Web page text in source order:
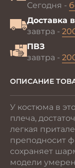
Сегодня -
Доставка
завтра -
ПВЗ
завтра -
ОПИСАНИЕ
У костюма в
плеча,
легкая
преподносит
сохраняет
модели